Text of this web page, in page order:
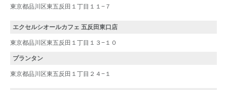
東京都品川区東五反田１丁目１１−７
エクセルシオールカフェ 五反田東口店
東京都品川区東五反田１丁目１３−１０
プランタン
東京都品川区東五反田１丁目２４−１